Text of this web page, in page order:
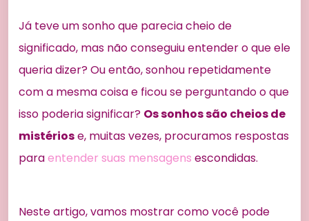
Já teve um sonho que parecia cheio de
significado, mas não conseguiu entender o que ele
queria dizer? Ou então, sonhou repetidamente
com a mesma coisa e ficou se perguntando o que
isso poderia significar? Os sonhos são cheios de
mistériose, muitas vezes, procuramos respostas
paraentender suas mensagens escondidas.
Neste artigo, vamos mostrar como você pode